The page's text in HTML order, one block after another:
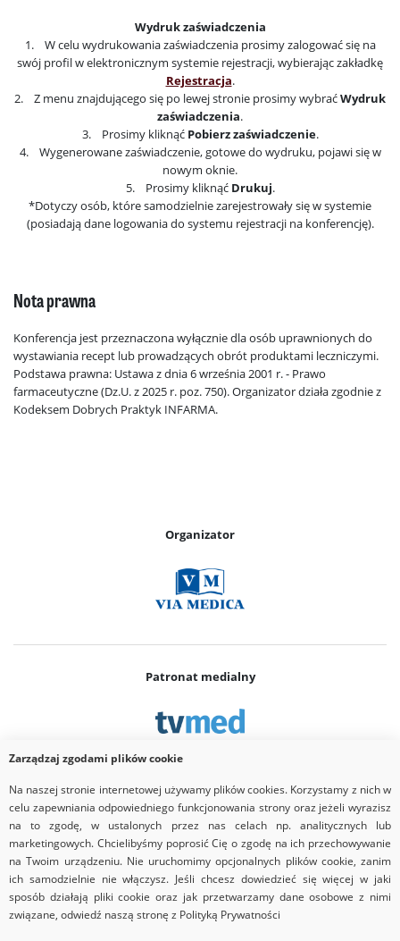
Wydruk zaświadczenia
1. W celu wydrukowania zaświadczenia prosimy zalogować się na
swój profil w elektronicznym systemie rejestracji, wybierając zakładkę
Rejestracja.
2. Z menu znajdującego się po lewej stronie prosimy wybraćWydruk
zaświadczenia.
3. Prosimy kliknąć Pobierz zaświadczenie.
4. Wygenerowane zaświadczenie, gotowe do wydruku, pojawi się w
nowym oknie.
5. Prosimy kliknąć Drukuj.
*Dotyczy osób, które samodzielnie zarejestrowały się w systemie
(posiadają dane logowania do systemu rejestracji na konferencję).
Nota prawna
Konferencja jest przeznaczona wyłącznie dla osób uprawnionych do
wystawiania recept lub prowadzących obrót produktami leczniczymi.
Podstawa prawna: Ustawa z dnia 6 września 2001 r. - Prawo
farmaceutyczne (Dz.U. z 2025 r. poz. 750). Organizator działa zgodnie z
Kodeksem Dobrych Praktyk INFARMA.
Organizator
Patronat medialny
Partner
Zarządzaj zgodami plików cookie
Na naszej stronie internetowej używamy plików cookies. Korzystamy z nich w
celu zapewniania odpowiedniego funkcjonowania strony oraz jeżeli wyrazisz
na to zgodę, w ustalonych przez nas celach np. analitycznych lub
marketingowych. Chcielibyśmy poprosić Cię o zgodę na ich przechowywanie
na Twoim urządzeniu. Nie uruchomimy opcjonalnych plików cookie, zanim
ich samodzielnie nie włączysz. Jeśli chcesz dowiedzieć się więcej w jaki
sposób działają pliki cookie oraz jak przetwarzamy dane osobowe z nimi
związane, odwiedź naszą stronę z Polityką Prywatności